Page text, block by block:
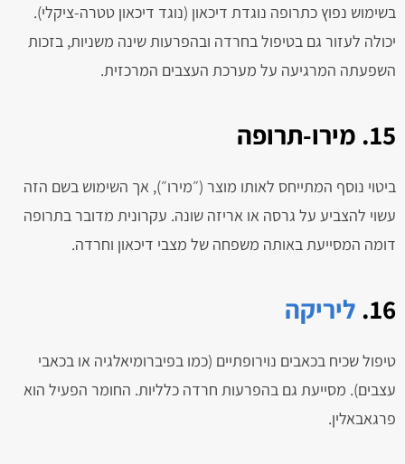
בשימוש נפוץ כתרופה נוגדת דיכאון (נוגד דיכאון טטרה-ציקלי).
יכולה לעזור גם בטיפול בחרדה ובהפרעות שינה משניות, בזכות
השפעתה המרגיעה על מערכת העצבים המרכזית.
15. מירו-תרופה
ביטוי נוסף המתייחס לאותו מוצר (״מירו״), אך השימוש בשם הזה
עשוי להצביע על גרסה או אריזה שונה. עקרונית מדובר בתרופה
דומה המסייעת באותה משפחה של מצבי דיכאון וחרדה.
16. ליריקה
טיפול שכיח בכאבים נוירופתיים (כמו בפיברומיאלגיה או בכאבי
עצבים). מסייעת גם בהפרעות חרדה כלליות. החומר הפעיל הוא
פרגאבאלין.